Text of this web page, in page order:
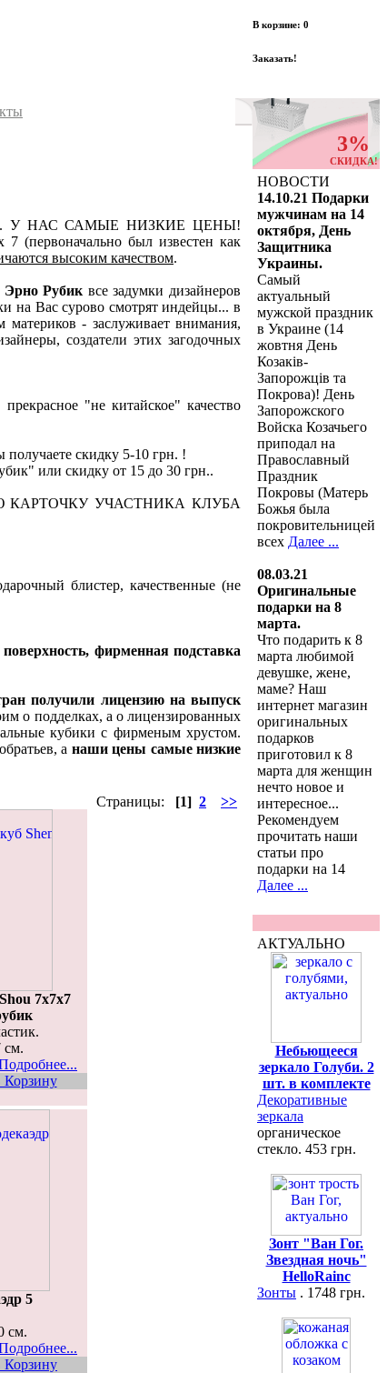
В корзине: 0
Заказать!
. У НАС САМЫЕ НИЗКИЕ ЦЕНЫ!
(первоначально был известен как
высоким качеством.
Эрно Рубик все задумки дизайнеров
на Вас сурово смотрят индейцы... в
- заслуживает внимания,
создатели этих загодочных
"не китайское" качество
скидку 5-10 грн. !
или скидку от 15 до 30 грн..
УЧАСТНИКА КЛУБА
блистер, качественные (не
фирменная подставка
получили лицензию на выпуск
о подделках, а о лицензированных
кубики с фирменым хрустом.
а наши цены самые низкие
Страницы: [1] 2 >>
7x7x7
см.
Корзину
5
см.
Корзину
3%
СКИДКА!
НОВОСТИ
14.10.21 Подарки
мужчинам на 14
октября, День
Защитника
Украины.
Самый
актуальный
мужской праздник
в Украине (14
жовтня День
Козаків-
Запорожців та
Покрова)! День
Запорожского
Войска Козачьего
приподал на
Православный
Праздник
Покровы (Матерь
Божья была
покровительницей
всех Далее ...
08.03.21
Оригинальные
подарки на 8
марта.
Что подарить к 8
марта любимой
девушке, жене,
маме? Наш
интернет магазин
оригинальных
подарков
приготовил к 8
марта для женщин
нечто новое и
интересное...
Рекомендуем
прочитать наши
статьи про
подарки на 14
Далее ...
АКТУАЛЬНО
Небьющееся
зеркало Голуби. 2
шт. в комплекте
Декоративные
зеркала
органическое
стекло. 453 грн.
Зонт "Ван Гог.
Звездная ночь"
HelloRainc
Зонты . 1748 грн.